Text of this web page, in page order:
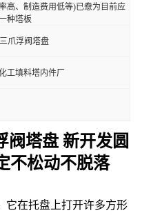
高、制造费用低等)已憃为目前应
种塔板
爪浮阀塔盘
工填料塔内件厂
阀塔盘 新开发圆
不松动不脱落
它在托盘上打开许多方形